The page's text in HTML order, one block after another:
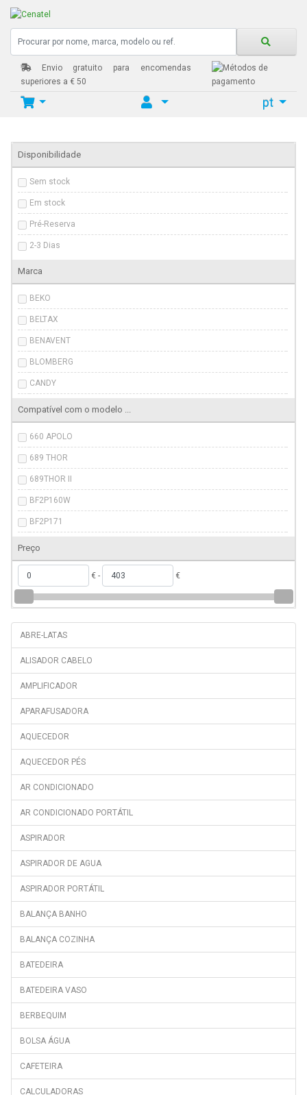
Envio gratuito para encomendas
superiores a € 50
pt
Disponibilidade
Sem stock
Em stock
Pré-Reserva
2-3 Dias
Marca
BEKO
BELTAX
BENAVENT
BLOMBERG
CANDY
DAEWOO
EDESA
ELECTRONIA
GLEM
GRUNDIG
HAEGER
HISENSE
HYUNDAI
OK
PRINCESS
VOX ELECTRONICS
Compatível com o modelo ...
660 APOLO
689 THOR
689THOR II
BF2P160W
BF2P171
BFR3500
BSSA200M2S
BU1100HCA
BU1103N
BU1200HCA
BU1201
CAPRI II
CCDS5142W
CCDS6172W
CFD2450
CH140020D
CH142120DX
CHE40000D
CHE46300DS
CRUX
CRUX II
CS134021DP
CS234020X
CSA34000S
CSA34023X
Preço
€ - €
ABRE-LATAS
ALISADOR CABELO
AMPLIFICADOR
APARAFUSADORA
AQUECEDOR
AQUECEDOR PÉS
AR CONDICIONADO
AR CONDICIONADO PORTÁTIL
ASPIRADOR
ASPIRADOR DE AGUA
ASPIRADOR PORTÁTIL
BALANÇA BANHO
BALANÇA COZINHA
BATEDEIRA
BATEDEIRA VASO
BERBEQUIM
BOLSA ÁGUA
CAFETEIRA
CALCULADORAS